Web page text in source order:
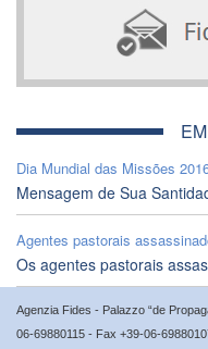
Dia Mundial das Missões
Mensagem de Sua
Agentes pastorais
Os agentes pastorais
Agenzia Fides - Palazzo “de
06-69880115 - Fax +39-06-